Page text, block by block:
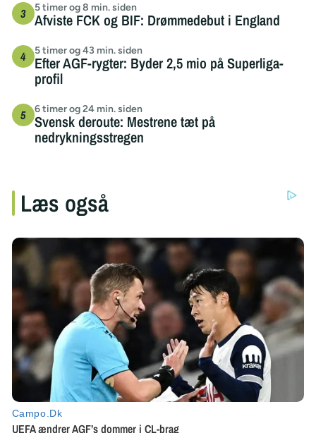
5 timer og 8 min. siden
Afviste FCK og BIF: Drømmedebut i England
5 timer og 43 min. siden
Efter AGF-rygter: Byder 2,5 mio på Superliga-
profil
6 timer og 24 min. siden
Svensk deroute: Mestrene tæt på
nedrykningsstregen